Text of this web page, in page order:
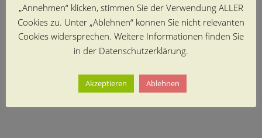
„Annehmen“ klicken, stimmen Sie der Verwendung ALLER
Cookies zu. Unter „Ablehnen“ können Sie nicht relevanten
Cookies widersprechen. Weitere Informationen finden Sie
in der Datenschutzerklärung.
Akzeptieren Ablehnen